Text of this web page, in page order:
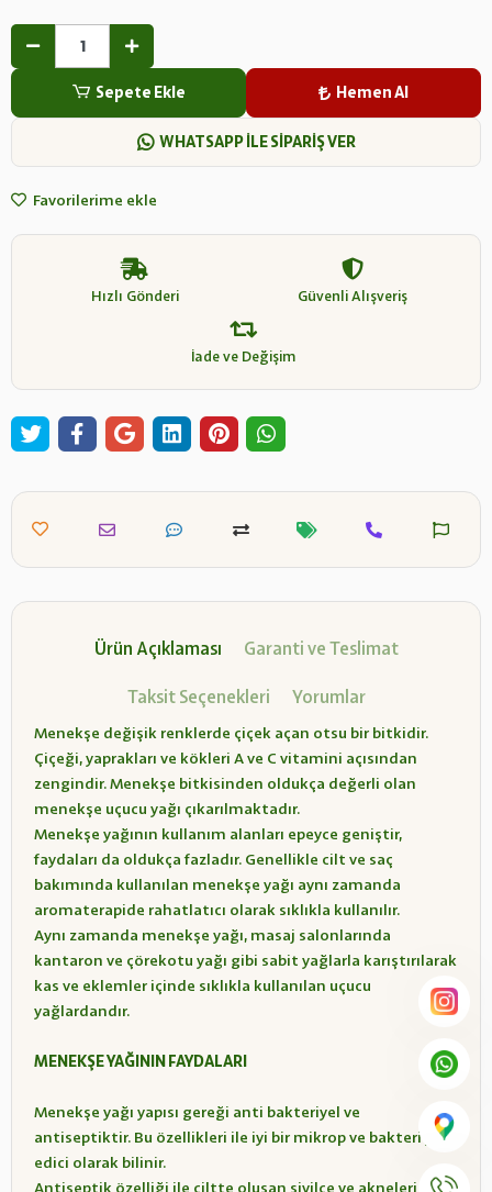
Sepete Ekle Hemen Al
WHATSAPP İLE SİPARİŞ VER
Favorilerime ekle
Hızlı Gönderi Güvenli Alışveriş
İade ve Değişim
Ürün Açıklaması Garanti ve Teslimat
Taksit Seçenekleri Yorumlar
Menekşe değişik renklerde çiçek açan otsu bir bitkidir.
Çiçeği, yaprakları ve kökleri A ve C vitamini açısından
zengindir. Menekşe bitkisinden oldukça değerli olan
menekşe uçucu yağı çıkarılmaktadır.
Menekşe yağının kullanım alanları epeyce geniştir,
faydaları da oldukça fazladır. Genellikle cilt ve saç
bakımında kullanılan menekşe yağı aynı zamanda
aromaterapide rahatlatıcı olarak sıklıkla kullanılır.
Aynı zamanda menekşe yağı, masaj salonlarında
kantaron ve çörekotu yağı gibi sabit yağlarla karıştırılarak
kas ve eklemler içinde sıklıkla kullanılan uçucu
yağlardandır.
MENEKŞE YAĞININ FAYDALARI
Menekşe yağı yapısı gereği anti bakteriyel ve
antiseptiktir. Bu özellikleri ile iyi bir mikrop ve bakteri yok
edici olarak bilinir.
Antiseptik özelliği ile ciltte oluşan sivilce ve akneleri